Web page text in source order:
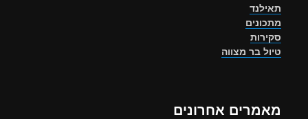
תאילנד
מתכונים
סקירות
טיול בר מצווה
מאמרים אחרונים